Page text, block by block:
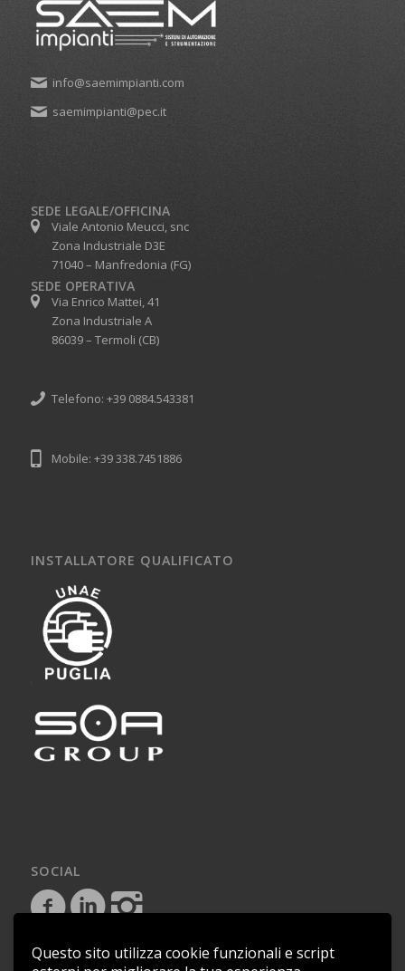
Questo sito utilizza cookie funzionali e script
info@saemimpianti.com
saemimpianti@pec.it
SEDE LEGALE/OFFICINA
Viale Antonio Meucci, snc
Zona Industriale D3E
71040 – Manfredonia (FG)
SEDE OPERATIVA
Via Enrico Mattei, 41
Zona Industriale A
86039 – Termoli (CB)
Telefono: +39 0884.543381
Mobile: +39 338.7451886
INSTALLATORE QUALIFICATO
SOCIAL